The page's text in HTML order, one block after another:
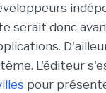
serait donc
L'éditeur
pour